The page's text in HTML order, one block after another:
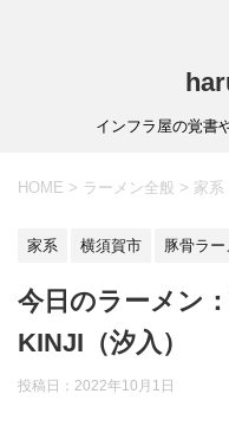
インフラ屋の覚書
HOME > ラーメン全般 > 家系
家系 横須賀市 豚骨ラー
今日のラーメン
KINJI（汐入）
投稿日：2022年10月1日